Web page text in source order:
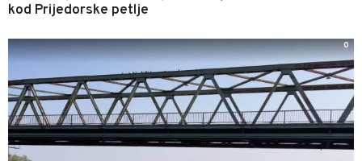
kod Prijedorske petlje
0